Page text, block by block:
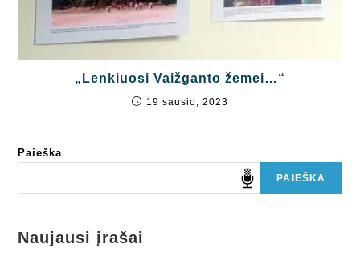
„Lenkiuosi Vaižganto žemei…“
19 sausio, 2023
Paieška
PAIEŠKA
Naujausi įrašai